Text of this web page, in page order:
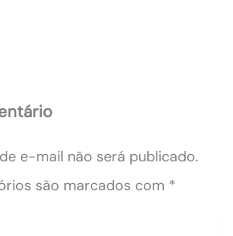
e-mail não será publicado.
são marcados com *